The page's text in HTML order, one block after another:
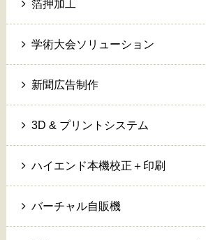
箔押加工
学術大会ソリューション
新聞広告制作
3D & プリントシステム
ハイエンド本機校正＋印刷
バーチャル自販機